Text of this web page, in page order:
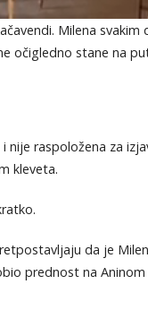
Milena svakim
očigledno stane na
nije raspoložena za
kleveta.
da je
prednost na Aninom